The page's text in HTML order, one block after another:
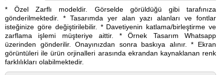
* Özel Zarflı modeldir. Görselde görüldüğü gibi tarafınıza
gönderilmektedir. * Tasarımda yer alan yazı alanları ve fontlar
isteğinize göre değiştirilebilir. * Davetiyenin katlama/birleştirme ve
zarflama işlemi müşteriye aittir. * Örnek Tasarım Whatsapp
üzerinden gönderilir. Onayınızdan sonra baskıya alınır. * Ekran
görüntüleri ile ürün orjinalleri arasında ekrandan kaynaklanan renk
farklılıkları olabilmektedir.